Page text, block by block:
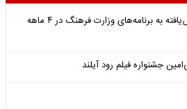
انتشار فهرست اعتبارات اختصاص‌یافته به برنامه‌های وزارت فرهنگ در ۴ ماهه